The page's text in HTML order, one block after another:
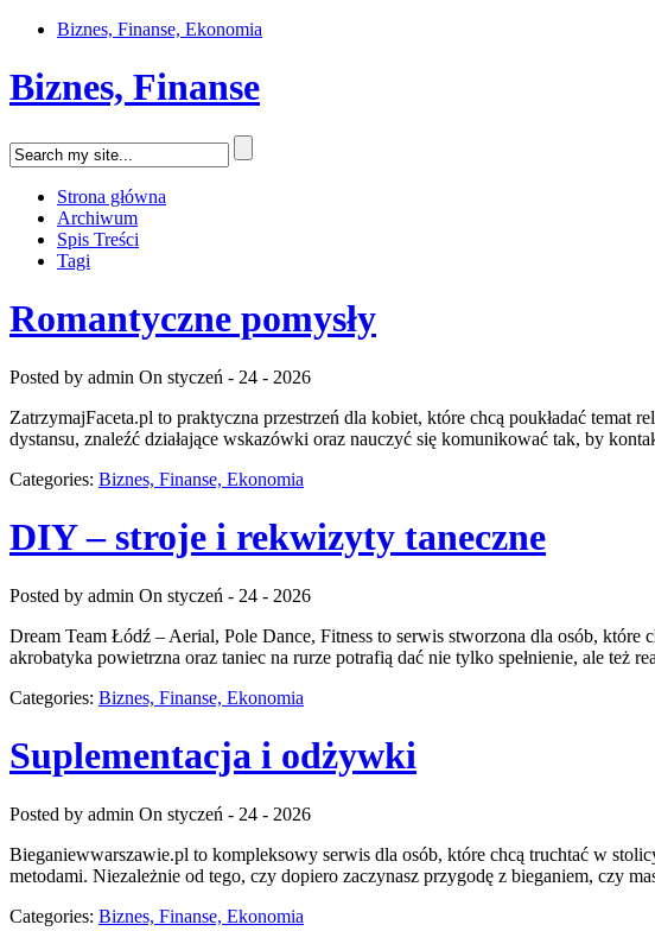
Biznes, Finanse, Ekonomia
Biznes, Finanse
Strona główna
Archiwum
Spis Treści
Tagi
Romantyczne pomysły
Posted by admin On styczeń - 24 - 2026
ZatrzymajFaceta.pl to praktyczna przestrzeń dla kobiet, które chcą poukładać temat
dystansu, znaleźć działające wskazówki oraz nauczyć się komunikować tak, by
Categories: Biznes, Finanse, Ekonomia
DIY – stroje i rekwizyty taneczne
Posted by admin On styczeń - 24 - 2026
Dream Team Łódź – Aerial, Pole Dance, Fitness to serwis stworzona dla osób,
akrobatyka powietrzna oraz taniec na rurze potrafią dać nie tylko spełnienie, ale też
Categories: Biznes, Finanse, Ekonomia
Suplementacja i odżywki
Posted by admin On styczeń - 24 - 2026
Bieganiewwarszawie.pl to kompleksowy serwis dla osób, które chcą truchtać w
metodami. Niezależnie od tego, czy dopiero zaczynasz przygodę z bieganiem, czy
Categories: Biznes, Finanse, Ekonomia